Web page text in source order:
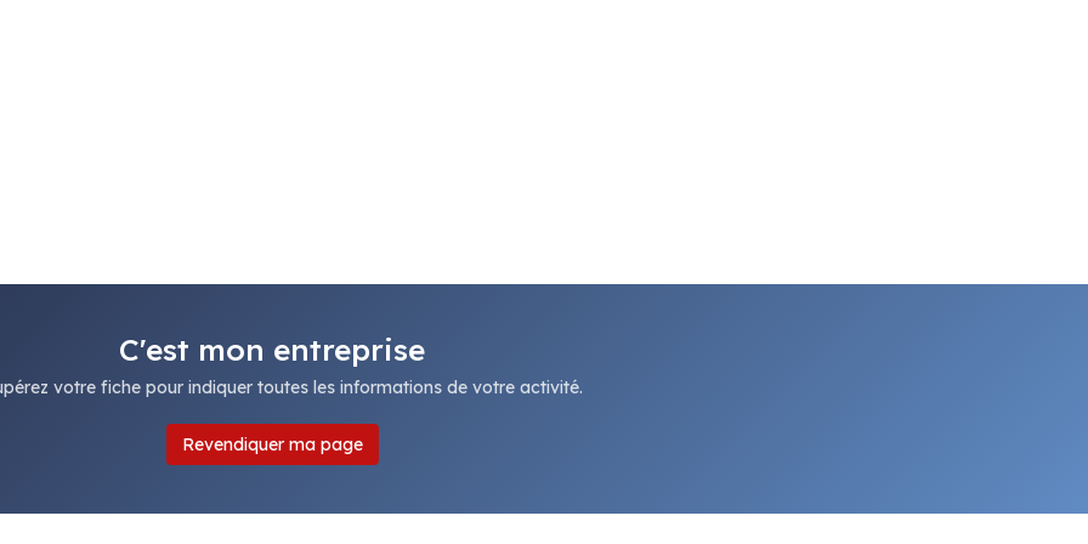
C'est mon entreprise
votre fiche pour indiquer toutes les informations de votre activité.
Revendiquer ma page